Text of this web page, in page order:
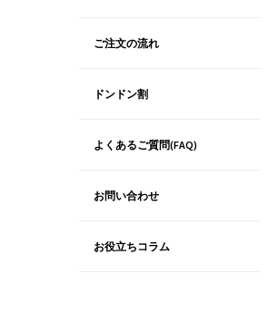
ご注文の流れ
ドンドン割
よくあるご質問(FAQ)
お問い合わせ
お役立ちコラム